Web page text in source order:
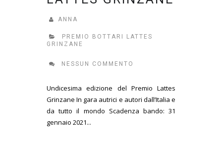
ANNA
PREMIO BOTTARI LATTES
GRINZANE
NESSUN COMMENTO
Undicesima edizione del Premio Lattes
Grinzane In gara autrici e autori dall’Italia e
da tutto il mondo Scadenza bando: 31
gennaio 2021...